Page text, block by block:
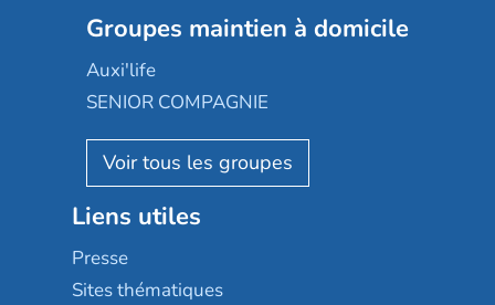
Les jardins d'Arcadie
Occitalia
Appartseniors
Reseda
Stella management
Les villages d'or
Sérénys
Résidences services Villa Médicis
Groupe SOS
Le Noble Âge
Almage
Résidalya
Groupe aplus
Groupes maintien à domicile
Auxi'life
SENIOR COMPAGNIE
AGE D'OR Services
Liens utiles
Presse
Sites thématiques